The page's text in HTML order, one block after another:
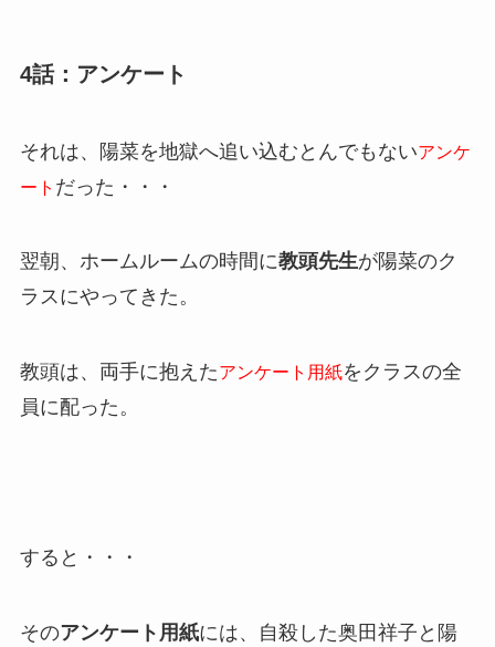
4話：アンケート
それは、陽菜を地獄へ追い込むとんでもないアンケ
ート だった・・・
翌朝、ホームルームの時間に教頭先生が陽菜のク
ラスにやってきた。
教頭は、両手に抱えたアンケート用紙をクラスの全
員に配った。
すると・・・
そのアンケート用紙には、自殺した奥田祥子と陽